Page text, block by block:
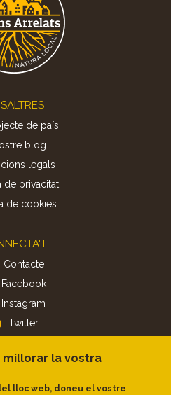
de país
blog
legals
de privacitat
de cookies
Contacte
Facebook
Instagram
Twitter
APP
iOS
millorar la vostra
lloc web, doneu el vostre